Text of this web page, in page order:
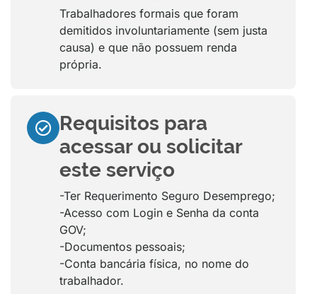
Trabalhadores formais que foram
demitidos involuntariamente (sem justa
causa) e que não possuem renda
própria.
Requisitos para
acessar ou solicitar
este serviço
-Ter Requerimento Seguro Desemprego;
-Acesso com Login e Senha da conta
GOV;
-Documentos pessoais;
-Conta bancária física, no nome do
trabalhador.